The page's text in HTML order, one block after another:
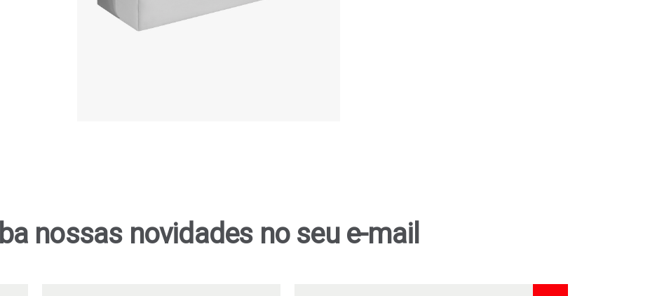
nossas novidades no seu e-mail